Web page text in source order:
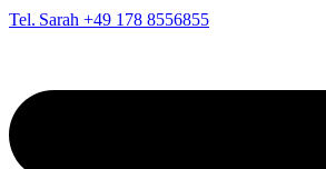
Tel. Sarah +49 178 8556855